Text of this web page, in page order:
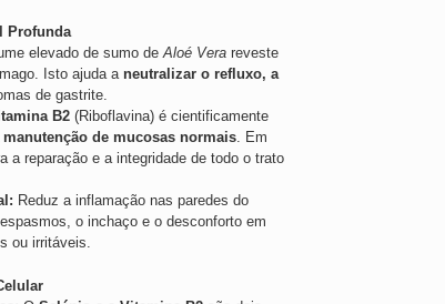
Profunda
elevado de sumo deAloé Vera reveste
Isto ajuda aneutralizar o refluxo, a
de gastrite.
B2 (Riboflavina) é cientificamente
manutenção de mucosas normais. Em
a reparação e a integridade de todo o trato
Reduz a inflamação nas paredes do
o inchaço e o desconforto em
ou irritáveis.